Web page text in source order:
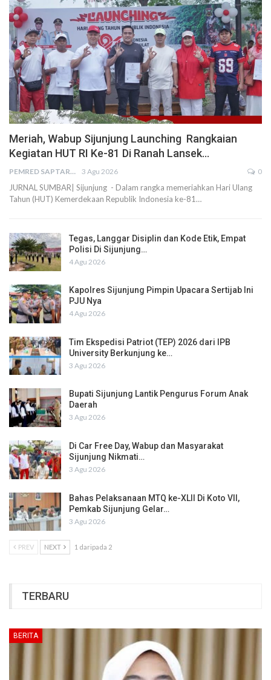
Meriah, Wabup Sijunjung Launching Rangkaian
Kegiatan HUT RI Ke-81 Di Ranah Lansek…
PEMRED SAPTARIUS 3 Agu 2026 0
JURNAL SUMBAR| Sijunjung - Dalam rangka memeriahkan Hari Ulang
Tahun (HUT) Kemerdekaan Republik Indonesia ke-81…
Tegas, Langgar Disiplin dan Kode Etik, Empat
Polisi Di Sijunjung…
4 Agu 2026
Kapolres Sijunjung Pimpin Upacara Sertijab Ini
PJU Nya
4 Agu 2026
Tim Ekspedisi Patriot (TEP) 2026 dari IPB
University Berkunjung ke…
3 Agu 2026
Bupati Sijunjung Lantik Pengurus Forum Anak
Daerah
3 Agu 2026
Di Car Free Day, Wabup dan Masyarakat
Sijunjung Nikmati…
3 Agu 2026
Bahas Pelaksanaan MTQ ke-XLII Di Koto VII,
Pemkab Sijunjung Gelar…
3 Agu 2026
PREV NEXT 1 daripada 2
TERBARU
BERITA